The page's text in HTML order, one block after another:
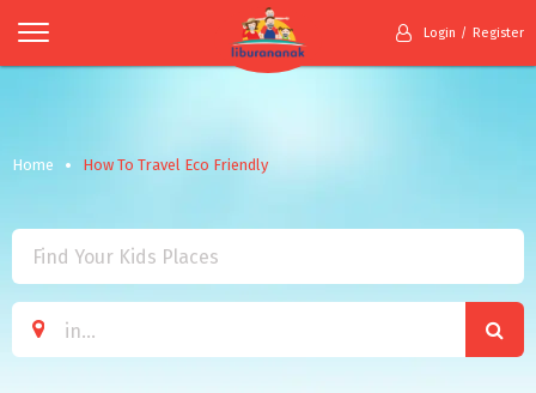
Login Register
Home How To Travel Eco Friendly